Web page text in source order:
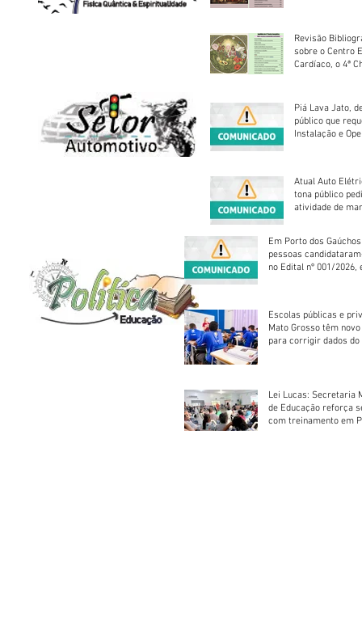
Revisão
sobre o Centro
Cardíaco, o 4ª
Piá Lava Jato,
público que
Instalação e
Atual Auto
tona público
atividade de
Em Porto dos
pessoas
no Edital nº 001/2026,
Escolas públicas e
Mato Grosso têm
para corrigir dados do
Lei Lucas: Secretaria
de Educação reforça
com treinamento em